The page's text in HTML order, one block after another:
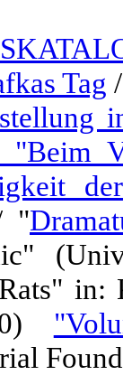
Tag
"Beim
"
in: